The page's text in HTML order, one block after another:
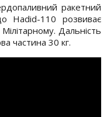
ракетний
Hadid-110 розвиває
Мілітарному. Дальність
частина 30 кг.